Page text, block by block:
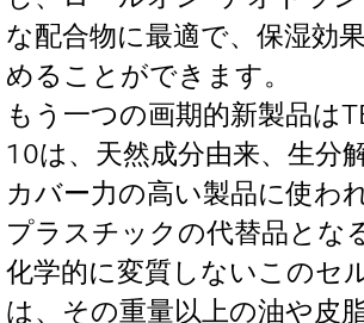
な配合物に最適で、保湿効
めることができます。
もう一つの画期的新製品は
10は、天然成分由来、生分
カバー力の高い製品に使わ
プラスチックの代替品とな
化学的に変質しないこのセ
は、その重量以上の油や皮